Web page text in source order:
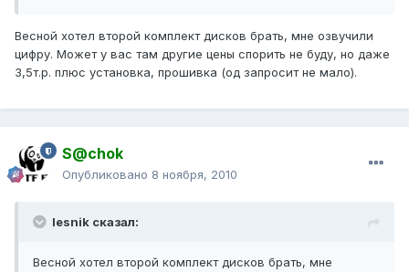
Весной хотел второй комплект дисков брать, мне озвучили
цифру. Может у вас там другие цены спорить не буду, но даже
3,5т.р. плюс установка, прошивка (од запросит не мало).
S@chok
Опубликовано 8 ноября, 2010
lesnik сказал:
Весной хотел второй комплект дисков брать, мне